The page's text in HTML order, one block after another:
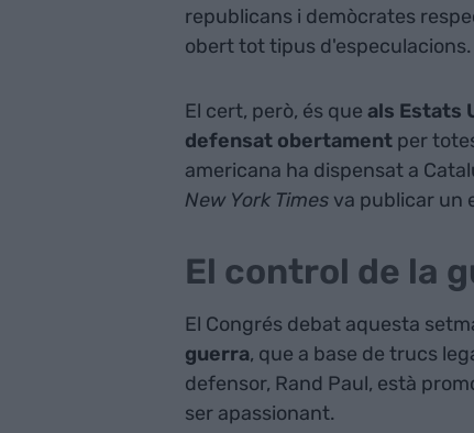
republicans i demòcrates
obert tot tipus d'especulacions.
El cert, però, és que als Estats
defensat obertamentper
americana ha dispensat a
New York Timesva publicar un
El control de la
El Congrés debat aquesta
guerra, que a base de trucs
defensor, Rand Paul, està
ser apassionant.